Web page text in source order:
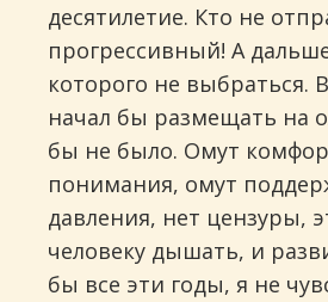
десятилетие. Кто не
прогрессивный! А
которого не выбраться.
начал бы размещать на
бы не было. Омут
понимания, омут
давления, нет цензуры,
человеку дышать, и
бы все эти годы, я не